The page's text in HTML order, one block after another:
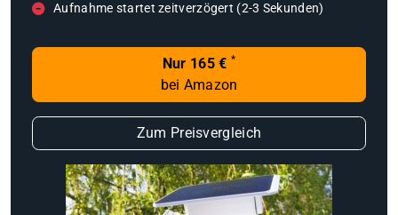
Aufnahme startet zeitverzögert (2-3 Sekunden)
Nur 165 € *
bei Amazon
Zum Preisvergleich